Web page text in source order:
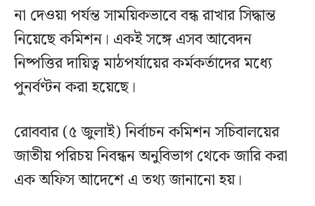
না দেওয়া পর্যন্ত সাময়িকভাবে বন্ধ রাখার সিদ্ধান্ত
নিয়েছে কমিশন। একই সঙ্গে এসব আবেদন
নিষ্পত্তির দায়িত্ব মাঠপর্যায়ের কর্মকর্তাদের মধ্যে
পুনর্বণ্টন করা হয়েছে।
রোববার (৫ জুলাই) নির্বাচন কমিশন সচিবালয়ের
জাতীয় পরিচয় নিবন্ধন অনুবিভাগ থেকে জারি করা
এক অফিস আদেশে এ তথ্য জানানো হয়।